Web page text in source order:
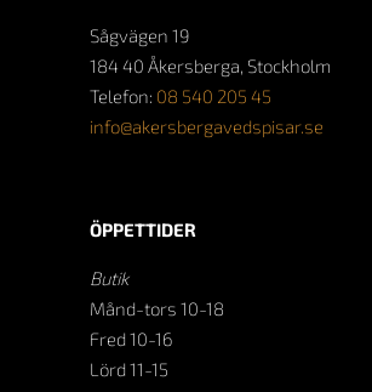
Sågvägen 19
184 40 Åkersberga, Stockholm
Telefon: 08 540 205 45
info@akersbergavedspisar.se
ÖPPETTIDER
Butik
Månd-tors 10-18
Fred 10-16
Lörd 11-15